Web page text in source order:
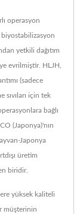
operasyon
yetkili dağıtım
evrilmiştir. HLJH,
(sadece
sıvıları için tek
bağlı
(Japonya)'nın
Japonya
üretim
biridir.
yüksek kaliteli
müşterinin